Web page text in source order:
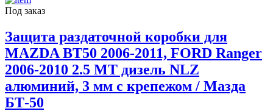
Под заказ
Защита раздаточной коробки для
MAZDA BT50 2006-2011, FORD Ranger
2006-2010 2.5 МТ дизель NLZ
алюминий, 3 мм с крепежом / Мазда
БТ-50